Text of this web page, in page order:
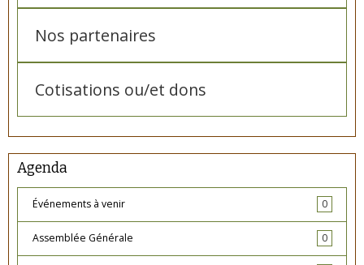
Nos partenaires
Cotisations ou/et dons
Agenda
Événements à venir 0
Assemblée Générale 0